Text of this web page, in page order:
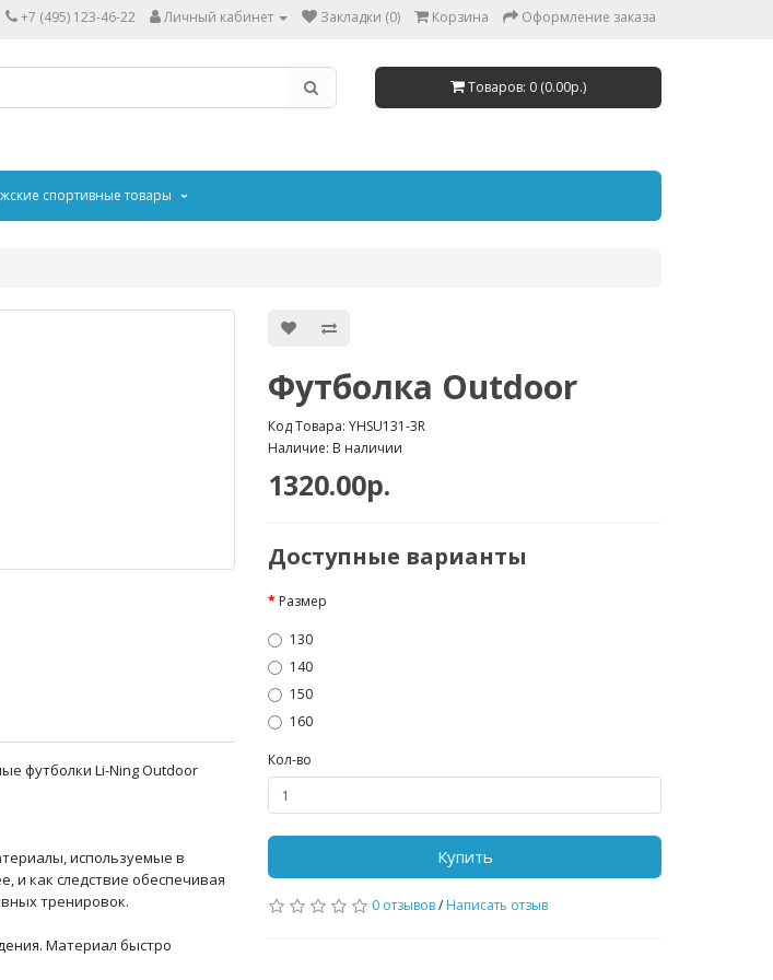
+7 (495) 123-46-22 Личный кабинет Закладки (0) Корзина Оформление заказа
Товаров: 0 (0.00р.)
спортивные товары
футболки Li-Ning Outdoor
используемые в
и как следствие обеспечивая
тренировок.
Материал быстро
Футболка Outdoor
Код Товара: YHSU131-3R
Наличие: В наличии
1320.00р.
Доступные варианты
Размер
130
140
150
160
Кол-во
Купить
0 отзывов/ Написать отзыв